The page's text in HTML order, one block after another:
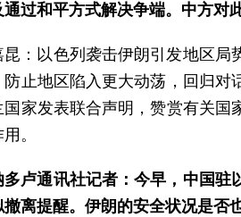
通过和平方式解决争端。中方对
昆：以色列袭击伊朗引发地区局
防止地区陷入更大动荡，回归
国家发表联合声明，赞赏有关
。
多卢通讯社记者：今早，中国
撤离提醒。伊朗的安全状况是否